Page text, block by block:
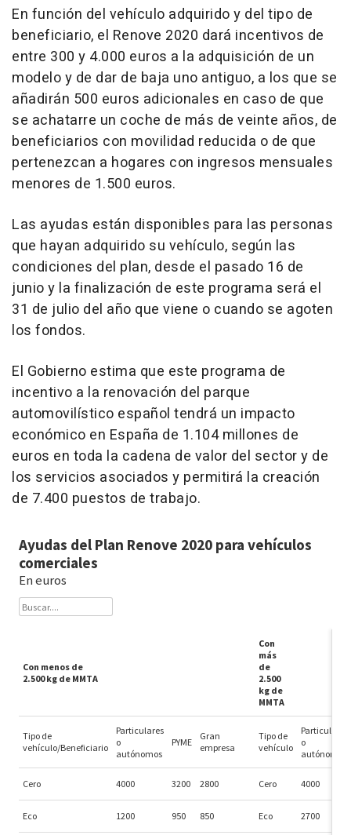
En función del vehículo adquirido y del tipo de
beneficiario, el Renove 2020 dará incentivos de
entre 300 y 4.000 euros a la adquisición de un
modelo y de dar de baja uno antiguo, a los que se
añadirán 500 euros adicionales en caso de que
se achatarre un coche de más de veinte años, de
beneficiarios con movilidad reducida o de que
pertenezcan a hogares con ingresos mensuales
menores de 1.500 euros.
Las ayudas están disponibles para las personas
que hayan adquirido su vehículo, según las
condiciones del plan, desde el pasado 16 de
junio y la finalización de este programa será el
31 de julio del año que viene o cuando se agoten
los fondos.
El Gobierno estima que este programa de
incentivo a la renovación del parque
automovilístico español tendrá un impacto
económico en España de 1.104 millones de
euros en toda la cadena de valor del sector y de
los servicios asociados y permitirá la creación
de 7.400 puestos de trabajo.